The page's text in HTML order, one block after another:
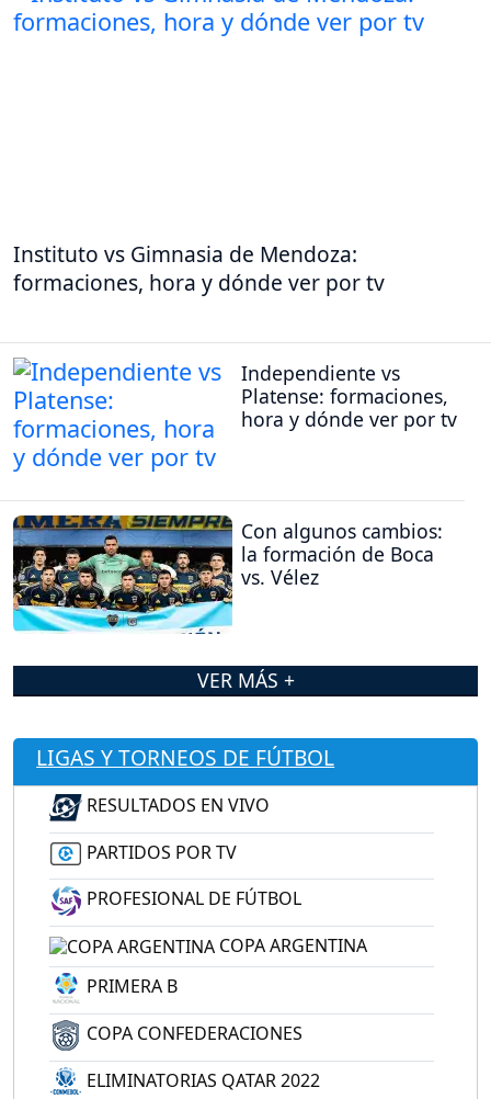
Instituto vs Gimnasia de Mendoza:
formaciones, hora y dónde ver por tv
Independiente vs
Platense: formaciones,
hora y dónde ver por tv
Con algunos cambios:
la formación de Boca
vs. Vélez
VER MÁS +
LIGAS Y TORNEOS DE FÚTBOL
RESULTADOS EN VIVO
PARTIDOS POR TV
PROFESIONAL DE FÚTBOL
COPA ARGENTINA
PRIMERA B
COPA CONFEDERACIONES
ELIMINATORIAS QATAR 2022